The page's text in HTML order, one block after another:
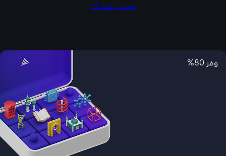
احسب معدلك
وفر 80%